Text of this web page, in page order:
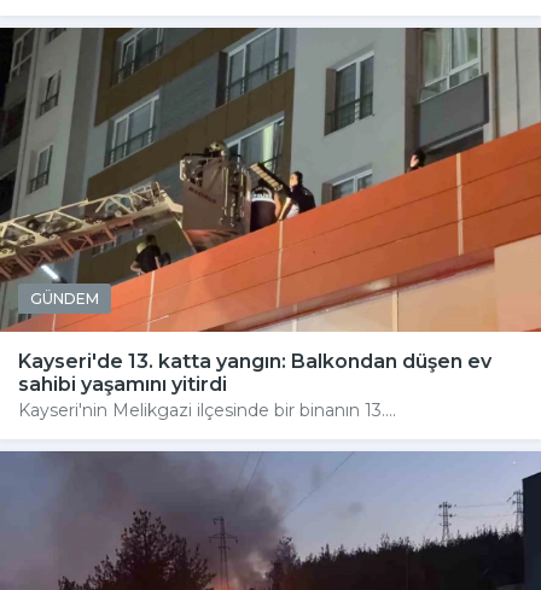
GÜNDEM
Kayseri'de 13. katta yangın: Balkondan düşen ev
sahibi yaşamını yitirdi
Kayseri'nin Melikgazi ilçesinde bir binanın 13....